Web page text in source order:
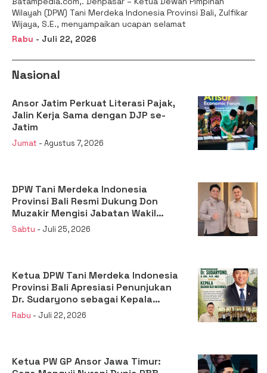
Wilayah (DPW) Tani Merdeka Indonesia Provinsi Bali, Zulfikar
Wijaya, S.E., menyampaikan ucapan selamat
Rabu - Juli 22, 2026
Nasional
Ansor Jatim Perkuat Literasi Pajak,
Jalin Kerja Sama dengan DJP se-
Jatim
Jumat - Agustus 7, 2026
DPW Tani Merdeka Indonesia
Provinsi Bali Resmi Dukung Don
Muzakir Mengisi Jabatan Wakil
Menteri Pertanian RI
Sabtu - Juli 25, 2026
Ketua DPW Tani Merdeka Indonesia
Provinsi Bali Apresiasi Penunjukan
Dr. Sudaryono sebagai Kepala
Badan Gizi Nasional
Rabu - Juli 22, 2026
Ketua PW GP Ansor Jawa Timur: